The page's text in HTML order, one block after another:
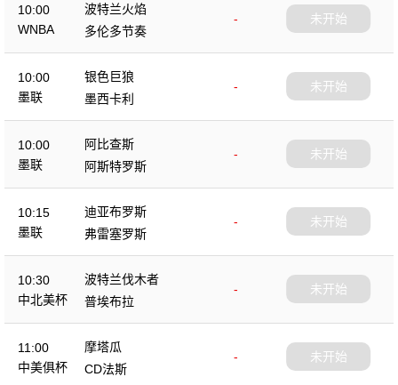
10:00
WNBA
波特兰火焰
-
多伦多节奏
未开始
10:00
墨联
银色巨狼
-
墨西卡利
未开始
10:00
墨联
阿比查斯
-
阿斯特罗斯
未开始
10:15
墨联
迪亚布罗斯
-
弗雷塞罗斯
未开始
10:30
中北美杯
波特兰伐木者
-
普埃布拉
未开始
11:00
中美俱杯
摩塔瓜
-
CD法斯
未开始